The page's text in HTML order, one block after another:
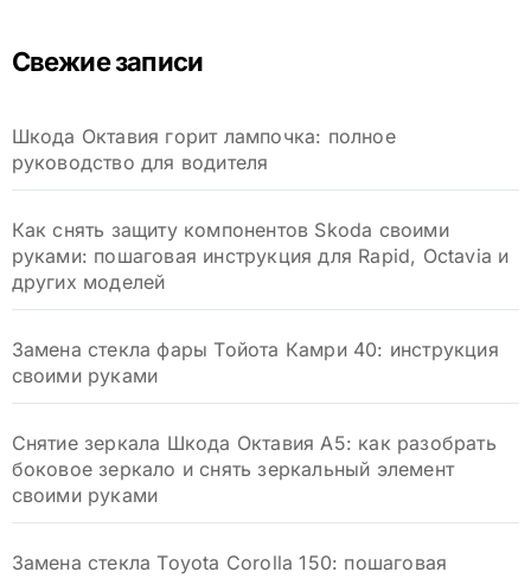
:Свежие записи
Шкода Октавия горит лампочка: полное
руководство для водителя
Как снять защиту компонентов Skoda своими
руками: пошаговая инструкция для Rapid, Octavia и
других моделей
Замена стекла фары Тойота Камри 40: инструкция
своими руками
Снятие зеркала Шкода Октавия А5: как разобрать
боковое зеркало и снять зеркальный элемент
своими руками
Замена стекла Toyota Corolla 150: пошаговая